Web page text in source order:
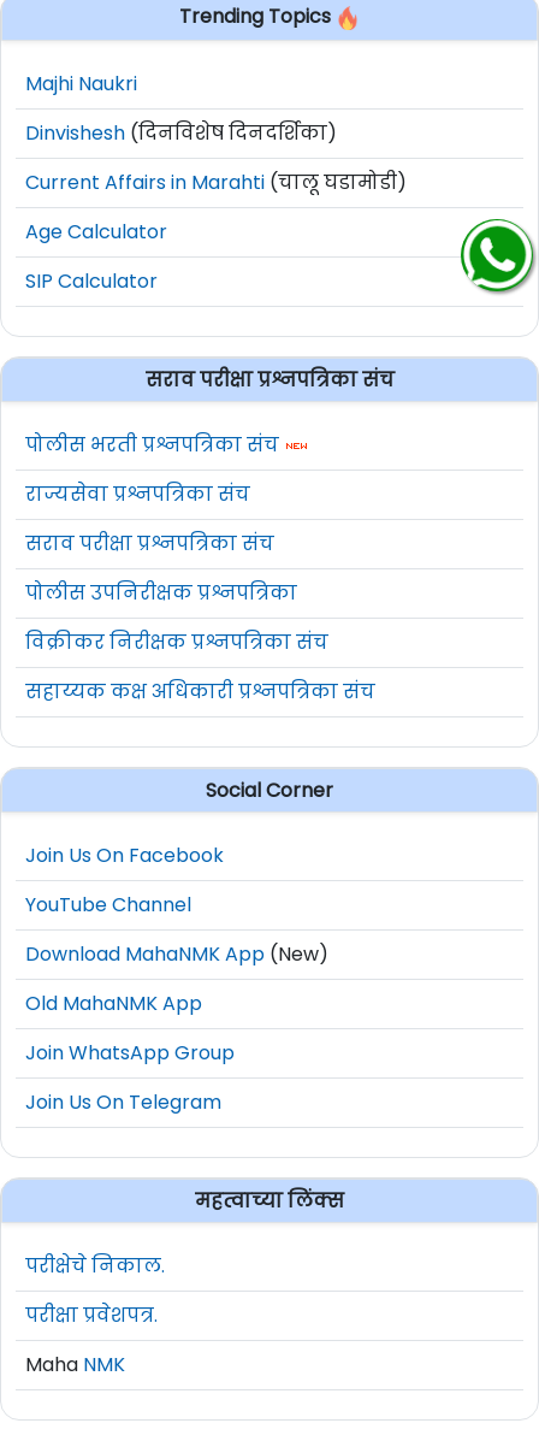
Trending Topics
Majhi Naukri
Dinvishesh (दिनविशेष दिनदर्शिका)
Current Affairs in Marahti (चालू घडामोडी)
Age Calculator
SIP Calculator
सराव परीक्षा प्रश्नपत्रिका संच
पोलीस भरती प्रश्नपत्रिका संच
राज्यसेवा प्रश्नपत्रिका संच
सराव परीक्षा प्रश्नपत्रिका संच
पोलीस उपनिरीक्षक प्रश्नपत्रिका
विक्रीकर निरीक्षक प्रश्नपत्रिका संच
सहाय्यक कक्ष अधिकारी प्रश्नपत्रिका संच
Social Corner
Join Us On Facebook
YouTube Channel
Download MahaNMK App (New)
Old MahaNMK App
Join WhatsApp Group
Join Us On Telegram
महत्वाच्या लिंक्स
परीक्षेचे निकाल.
परीक्षा प्रवेशपत्र.
Maha NMK